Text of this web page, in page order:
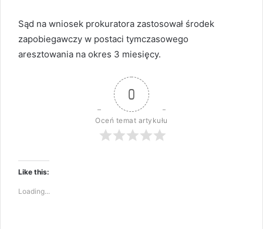
Sąd na wniosek prokuratora zastosował środek
zapobiegawczy w postaci tymczasowego
aresztowania na okres 3 miesięcy.
0
Oceń temat artykułu
Like this:
Loading...